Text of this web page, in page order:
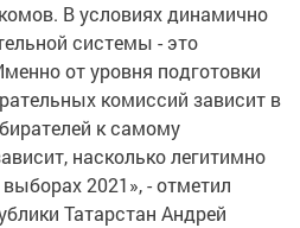
В условиях динамично
системы - это
от уровня подготовки
комиссий зависит в
к самому
насколько легитимно
2021», - отметил
Татарстан Андрей